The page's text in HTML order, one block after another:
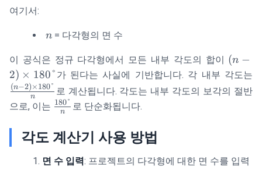
\frac{180°}
여기서:
n
n = 다각형의 면 수
이 공식은 정규 다각형에서 모든 내부 각도의 합이 (n-2)
\times
180°
(n −
2) × 180° 가 된다는 사실에 기반합니다. 각 내부 각도는
n
(n−2)×180° 로 계산됩니다. 각도는 내부 각도의 보각의 절반
으로, 이는 \frac{180°}
n
180° 로 단순화됩니다.
각도 계산기 사용 방법
면 수 입력: 프로젝트의 다각형에 대한 면 수를 입력